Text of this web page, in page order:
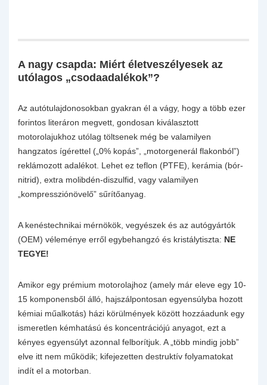
A nagy csapda: Miért életveszélyesek az
utólagos „csodaadalékok”?
Az autótulajdonosokban gyakran él a vágy, hogy a több ezer
forintos literáron megvett, gondosan kiválasztott
motorolajukhoz utólag töltsenek még be valamilyen
hangzatos ígérettel („0% kopás”, „motorgenerál flakonból”)
reklámozott adalékot. Lehet ez teflon (PTFE), kerámia (bór-
nitrid), extra molibdén-diszulfid, vagy valamilyen
„kompressziónövelő” sűrítőanyag.
A kenéstechnikai mérnökök, vegyészek és az autógyártók
(OEM) véleménye erről egybehangzó és kristálytiszta: NE
TEGYE!
Amikor egy prémium motorolajhoz (amely már eleve egy 10-
15 komponensből álló, hajszálpontosan egyensúlyba hozott
kémiai műalkotás) házi körülmények között hozzáadunk egy
ismeretlen kémhatású és koncentrációjú anyagot, ezt a
kényes egyensúlyt azonnal felborítjuk. A „több mindig jobb”
elve itt nem működik; kifejezetten destruktív folyamatokat
indít el a motorban.